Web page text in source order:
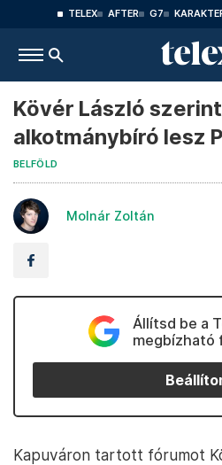
TELEX AFTER G7
Kövér László
alkotmánybíró lesz
BELFÖLD
Molnár Zoltán
Állítsd be a
megbízható
Kapuváron tartott fórumot